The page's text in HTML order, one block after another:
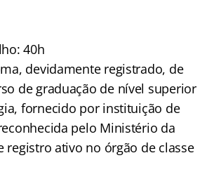
40h
devidamente registrado, de
de graduação de nível superior
fornecido por instituição de
pelo Ministério da
registro ativo no órgão de classe